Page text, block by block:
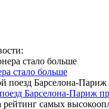
стало больше
Барселона-Париж